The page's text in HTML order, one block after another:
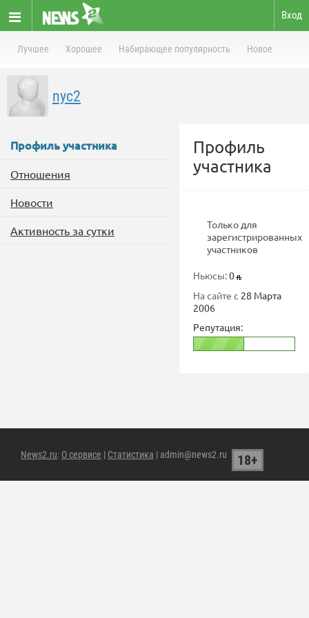
Вход
Лучшее Хорошее Набирающее популярность Новое
nyc2
Профиль участника
Отношения
Новости
Активность за сутки
Профиль
участника
Только для
зарегистрированных
участников
Ньюсы:0
На сайте с 28 Марта
2006
Репутация:
News2.ru: О сервисе | Статистика | admin@news2.ru 18+